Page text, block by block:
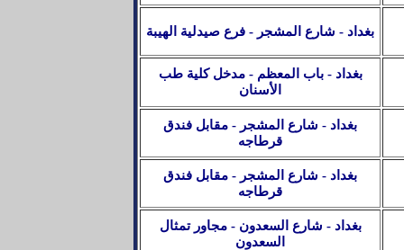
بغداد - شارع المشجر - فرع صيدلية الهيبة
بغداد - باب المعظم - مدخل كلية طب
الأسنان
بغداد - شارع المشجر - مقابل فندق
قرطاجه
بغداد - شارع المشجر - مقابل فندق
قرطاجه
بغداد - شارع السعدون -مجاور تمثال
السعدون